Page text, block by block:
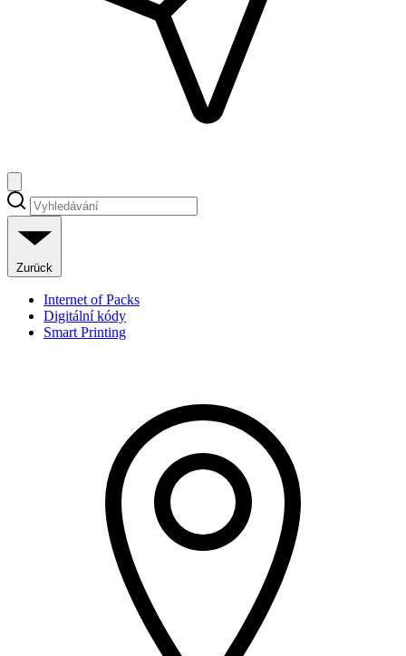
Zurück
Internet of Packs
Digitální kódy
Smart Printing